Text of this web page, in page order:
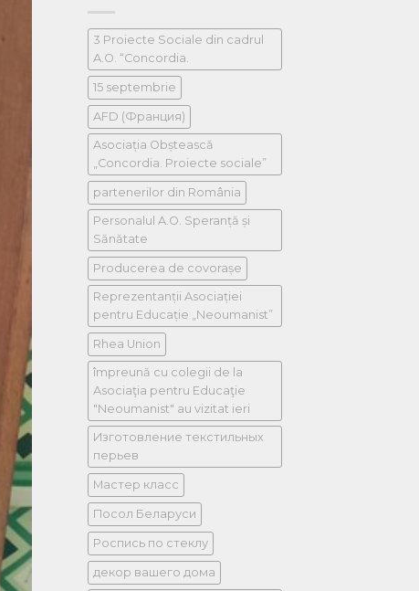
3 Proiecte Sociale din cadrul
A.O. “Concordia.
15 septembrie
AFD (Франция)
Asociația Obștească
„Concordia. Proiecte sociale”
partenerilor din România
Personalul A.O. Speranță și
Sănătate
Producerea de covorașe
Reprezentanții Asociației
pentru Educație „Neoumanist”
Rhea Union
împreună cu colegii de la
Asociaţia pentru Educaţie
"Neoumanist" au vizitat ieri
Изготовление текстильных
перьев
Мастер класс
Посол Беларуси
Роспись по стеклу
декор вашего дома